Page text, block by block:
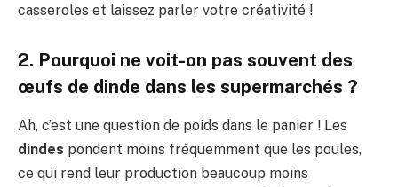
casseroles et laissez parler votre créativité !
2. Pourquoi ne voit-on pas souvent des
œufs de dinde dans les supermarchés ?
Ah, c’est une question de poids dans le panier ! Les
dindes pondent moins fréquemment que les poules,
ce qui rend leur production beaucoup moins